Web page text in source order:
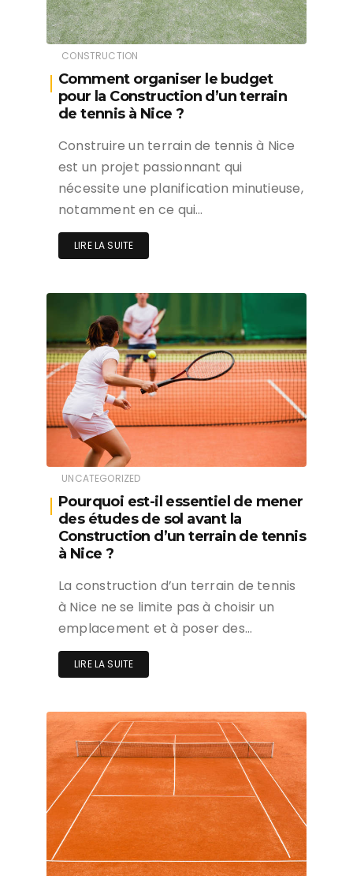
CONSTRUCTION
Comment organiser le budget
pour la Construction d’un terrain
de tennis à Nice ?
Construire un terrain de tennis à Nice
est un projet passionnant qui
nécessite une planification minutieuse,
notamment en ce qui…
LIRE LA SUITE
UNCATEGORIZED
Pourquoi est-il essentiel de mener
des études de sol avant la
Construction d’un terrain de tennis
à Nice ?
La construction d’un terrain de tennis
à Nice ne se limite pas à choisir un
emplacement et à poser des…
LIRE LA SUITE